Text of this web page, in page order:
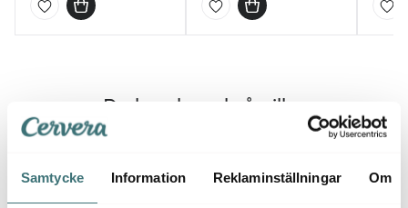
Samtycke Information Reklaminställningar Om
Du kanske också gillar
40% 30%